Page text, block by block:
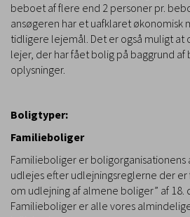
beboet af flere end 2 personer pr.
ansøgeren har et uafklaret
tidligere lejemål. Det er også muligt
lejer, der har fået bolig på baggrund af
oplysninger.
Boligtyper:
Familieboliger
Familieboliger er
udlejes efter udlejningsreglerne der er
om udlejning af almene boliger” af 18.
Familieboliger er alle vores